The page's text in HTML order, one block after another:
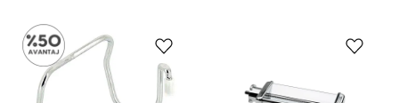
Revolutıon
2
Kapak
Spaghetti
Smsc01